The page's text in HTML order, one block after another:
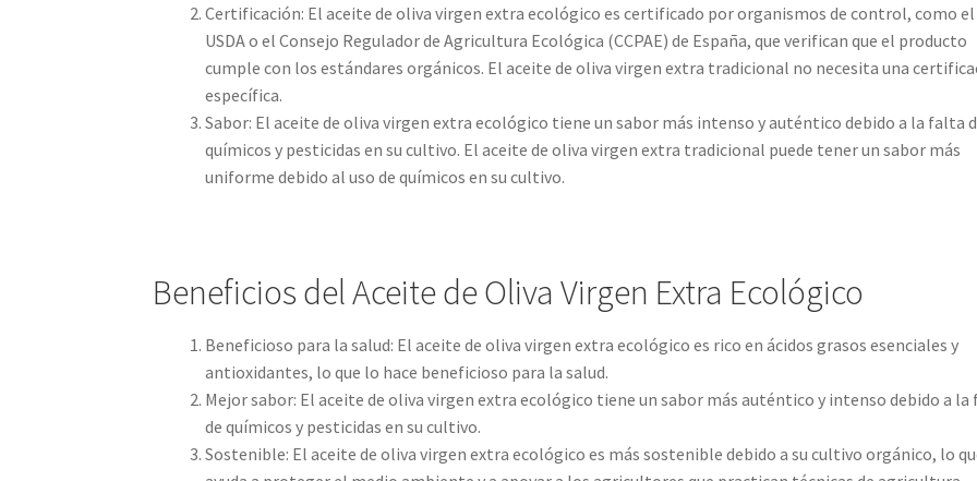
Certificación: El aceite de oliva virgen extra ecológico es certificado por organismos de control, como el
USDA o el Consejo Regulador de Agricultura Ecológica (CCPAE) de España, que verifican que el producto
cumple con los estándares orgánicos. El aceite de oliva virgen extra tradicional no necesita una
específica.
Sabor: El aceite de oliva virgen extra ecológico tiene un sabor más intenso y auténtico debido a la falta
químicos y pesticidas en su cultivo. El aceite de oliva virgen extra tradicional puede tener un sabor más
uniforme debido al uso de químicos en su cultivo.
Beneficios del Aceite de Oliva Virgen Extra Ecológico
Beneficioso para la salud: El aceite de oliva virgen extra ecológico es rico en ácidos grasos esenciales y
antioxidantes, lo que lo hace beneficioso para la salud.
Mejor sabor: El aceite de oliva virgen extra ecológico tiene un sabor más auténtico y intenso debido a la
de químicos y pesticidas en su cultivo.
Sostenible: El aceite de oliva virgen extra ecológico es más sostenible debido a su cultivo orgánico, lo